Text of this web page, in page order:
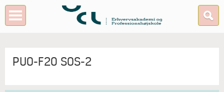
PUO-F20 SOS-2